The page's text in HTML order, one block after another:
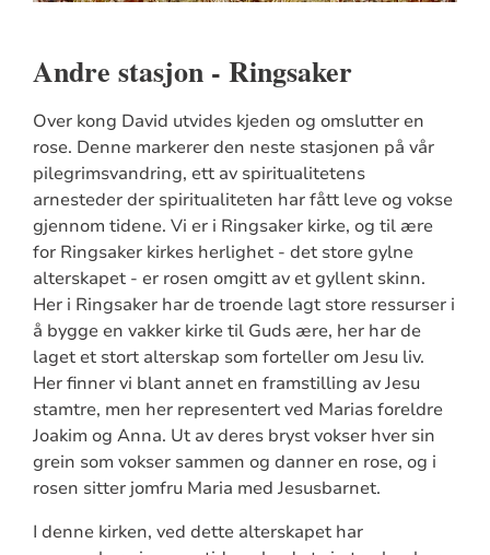
Andre stasjon - Ringsaker
Over kong David utvides kjeden og omslutter en
rose. Denne markerer den neste stasjonen på vår
pilegrimsvandring, ett av spiritualitetens
arnesteder der spiritualiteten har fått leve og vokse
gjennom tidene. Vi er i Ringsaker kirke, og til ære
for Ringsaker kirkes herlighet - det store gylne
alterskapet - er rosen omgitt av et gyllent skinn.
Her i Ringsaker har de troende lagt store ressurser i
å bygge en vakker kirke til Guds ære, her har de
laget et stort alterskap som forteller om Jesu liv.
Her finner vi blant annet en framstilling av Jesu
stamtre, men her representert ved Marias foreldre
Joakim og Anna. Ut av deres bryst vokser hver sin
grein som vokser sammen og danner en rose, og i
rosen sitter jomfru Maria med Jesusbarnet.
I denne kirken, ved dette alterskapet har